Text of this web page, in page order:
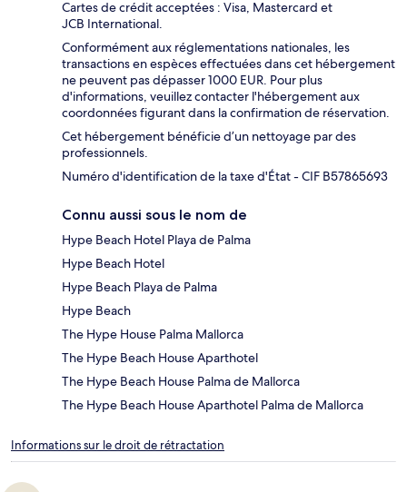
Cartes de crédit acceptées : Visa, Mastercard et
JCB International.
Conformément aux réglementations nationales, les
transactions en espèces effectuées dans cet hébergement
ne peuvent pas dépasser 1000 EUR. Pour plus
d'informations, veuillez contacter l'hébergement aux
coordonnées figurant dans la confirmation de réservation.
Cet hébergement bénéficie d’un nettoyage par des
professionnels.
Numéro d'identification de la taxe d'État - CIF B57865693
Connu aussi sous le nom de
Hype Beach Hotel Playa de Palma
Hype Beach Hotel
Hype Beach Playa de Palma
Hype Beach
The Hype House Palma Mallorca
The Hype Beach House Aparthotel
The Hype Beach House Palma de Mallorca
The Hype Beach House Aparthotel Palma de Mallorca
Informations sur le droit de rétractation